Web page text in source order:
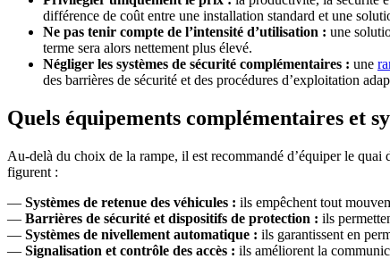
différence de coût entre une installation standard et une
Ne pas tenir compte de l’intensité d’utilisation : une
terme sera alors nettement plus élevé.
Négliger les systèmes de sécurité complémentaires : une
des barrières de sécurité et des procédures d’exploitation
Quels équipements complémentaires et
Au-delà du choix de la rampe, il est recommandé d’équiper le quai
figurent :
— Systèmes de retenue des véhicules : ils empêchent tout
— Barrières de sécurité et dispositifs de protection : ils
— Systèmes de nivellement automatique : ils garantissent en
— Signalisation et contrôle des accès : ils améliorent la